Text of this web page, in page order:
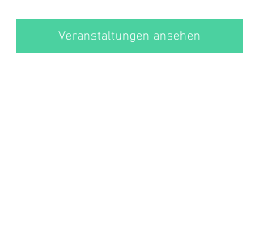
Veranstaltungen ansehen